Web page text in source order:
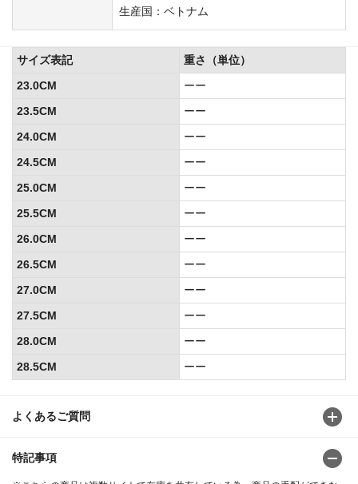
生産国：ベトナム
よくあるご質問
特記事項
サイズ表記
重さ（単位）
23.0CM
ーー
23.5CM
ーー
24.0CM
ーー
24.5CM
ーー
25.0CM
ーー
25.5CM
ーー
26.0CM
ーー
26.5CM
ーー
27.0CM
ーー
27.5CM
ーー
28.0CM
ーー
28.5CM
ーー